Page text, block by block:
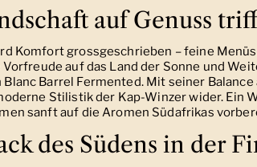
auf Genuss
Komfort grossgeschrieben – feine
auf das Land der Sonne und
Barrel Fermented. Mit seiner
Stilistik der Kap-Winzer wider. Ein
sanft auf die Aromen Südafrikas
des Südens in der